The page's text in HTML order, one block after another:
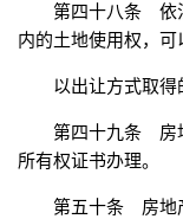
第四十八条 依
内的土地使用权，可
以出让方式取得
第四十九条 房
所有权证书办理。
第五十条 房地